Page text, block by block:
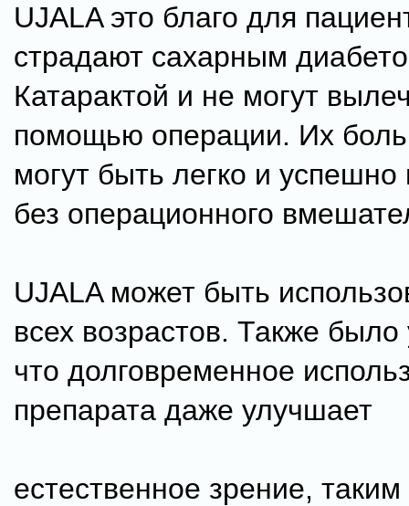
UJALA это благо для
страдают сахарным
Катарактой и не могут
помощью операции. Их
могут быть легко и
без операционного
UJALA может быть
всех возрастов. Также было
что долговременное
препарата даже улучшает
естественное зрение,